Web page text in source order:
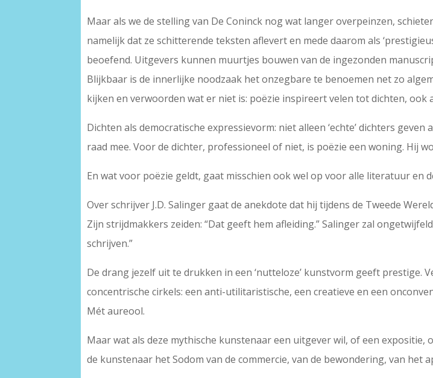
Maar als we de stelling van De Coninck nog wat langer overpeinzen,
namelijk dat ze schitterende teksten aflevert en mede daarom als
beoefend. Uitgevers kunnen muurtjes bouwen van de ingezonden
Blijkbaar is de innerlijke noodzaak het onzegbare te benoemen net zo
kijken en verwoorden wat er niet is: poëzie inspireert velen tot dichten, ook
Dichten als democratische expressievorm: niet alleen ‘echte’ dichters
raad mee. Voor de dichter, professioneel of niet, is poëzie een woning. Hij
En wat voor poëzie geldt, gaat misschien ook wel op voor alle literatuur en
Over schrijver J.D. Salinger gaat de anekdote dat hij tijdens de Tweede
Zijn strijdmakkers zeiden: “Dat geeft hem afleiding.” Salinger zal
schrijven.”
De drang jezelf uit te drukken in een ‘nutteloze’ kunstvorm geeft prestige.
concentrische cirkels: een anti-utilitaristische, een creatieve en een
Mét aureool.
Maar wat als deze mythische kunstenaar een uitgever wil, of een
de kunstenaar het Sodom van de commercie, van de bewondering, van het